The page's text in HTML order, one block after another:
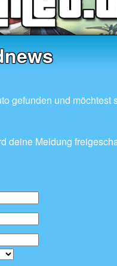
gefunden und möchtest
deine Meldung